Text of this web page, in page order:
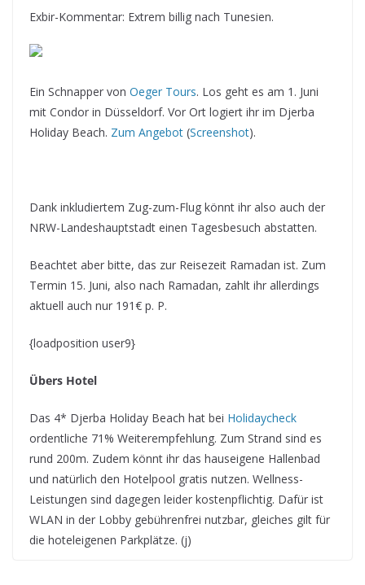
Exbir-Kommentar: Extrem billig nach Tunesien.
Ein Schnapper von Oeger Tours. Los geht es am 1. Juni
mit Condor in Düsseldorf. Vor Ort logiert ihr im Djerba
Holiday Beach. Zum Angebot (Screenshot).
Dank inkludiertem Zug-zum-Flug könnt ihr also auch der
NRW-Landeshauptstadt einen Tagesbesuch abstatten.
Beachtet aber bitte, das zur Reisezeit Ramadan ist. Zum
Termin 15. Juni, also nach Ramadan, zahlt ihr allerdings
aktuell auch nur 191€ p. P.
{loadposition user9}
Übers Hotel
Das 4* Djerba Holiday Beach hat bei Holidaycheck
ordentliche 71% Weiterempfehlung. Zum Strand sind es
rund 200m. Zudem könnt ihr das hauseigene Hallenbad
und natürlich den Hotelpool gratis nutzen. Wellness-
Leistungen sind dagegen leider kostenpflichtig. Dafür ist
WLAN in der Lobby gebührenfrei nutzbar, gleiches gilt für
die hoteleigenen Parkplätze. (j)